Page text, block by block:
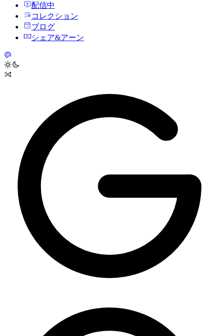
配信中
コレクション
ブログ
シェア&アーン